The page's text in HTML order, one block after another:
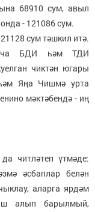
68910 сум, авыл
- 121086 сум.
сум тәшкил итә.
БДИ һәм ТДИ
чиктән югары
Яңа Чишмә урта
мәктәбендә - иң
читләтеп үтмәде:
әсбаплар белән
аларга ярдәм
алып барылмый,